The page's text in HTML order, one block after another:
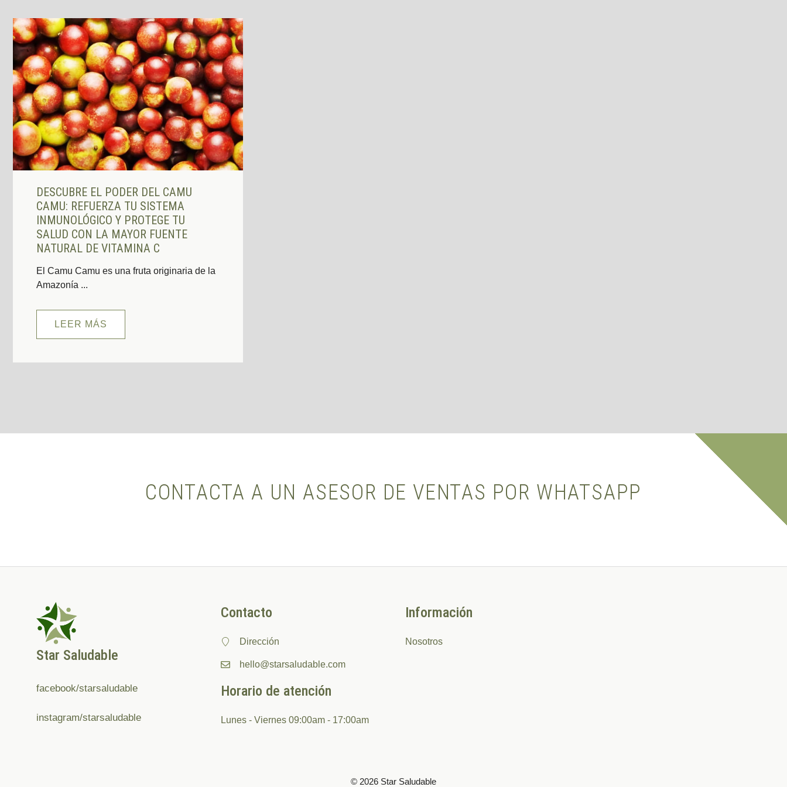
DESCUBRE EL PODER DEL CAMU
CAMU: REFUERZA TU SISTEMA
INMUNOLÓGICO Y PROTEGE TU
SALUD CON LA MAYOR FUENTE
NATURAL DE VITAMINA C
El Camu Camu es una fruta originaria de la
Amazonía ...
LEER MÁS
CONTACTA A UN ASESOR DE VENTAS POR WHATSAPP
Star Saludable
facebook/starsaludable
instagram/starsaludable
Contacto
Dirección
hello@starsaludable.com
Horario de atención
Lunes - Viernes 09:00am - 17:00am
Información
Nosotros
© 2026 Star Saludable